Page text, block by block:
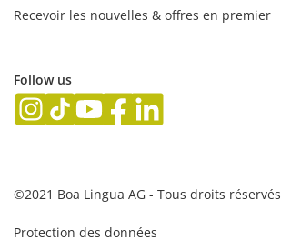
Recevoir les nouvelles & offres en premier
Follow us
©2021 Boa Lingua AG - Tous droits réservés
Protection des données